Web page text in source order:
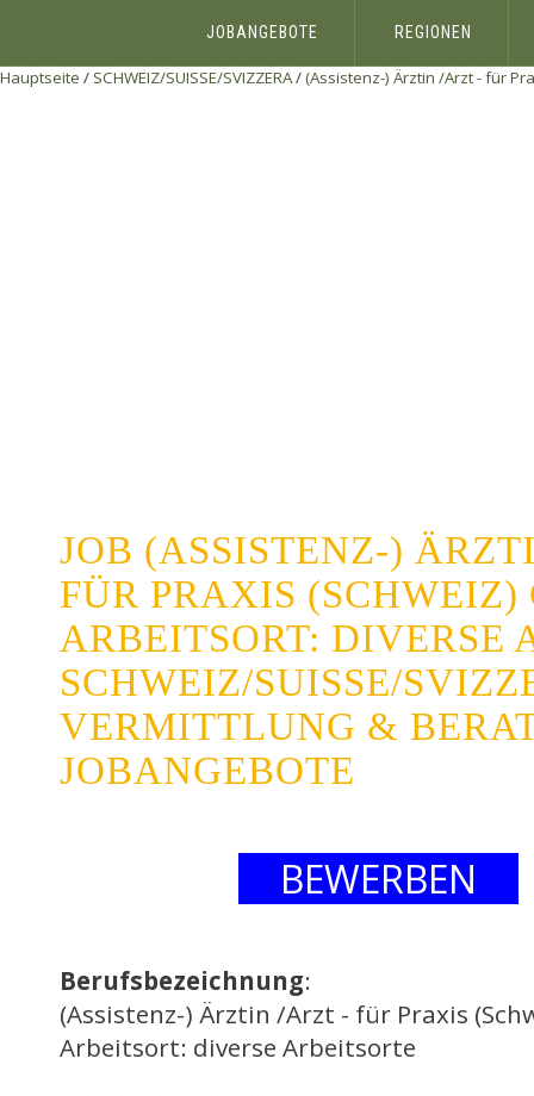
JOBANGEBOTE REGIONEN
Hauptseite / SCHWEIZ/SUISSE/SVIZZERA/(Assistenz-) Ärztin /Arzt - für
JOB (ASSISTENZ-)
FÜR PRAXIS (SCHWEIZ)
ARBEITSORT: DIVERSE
SCHWEIZ/SUISSE/
VERMITTLUNG &
JOBANGEBOTE
BEWERBEN
Berufsbezeichnung:
(Assistenz-) Ärztin /Arzt - für Praxis
Arbeitsort: diverse Arbeitsorte